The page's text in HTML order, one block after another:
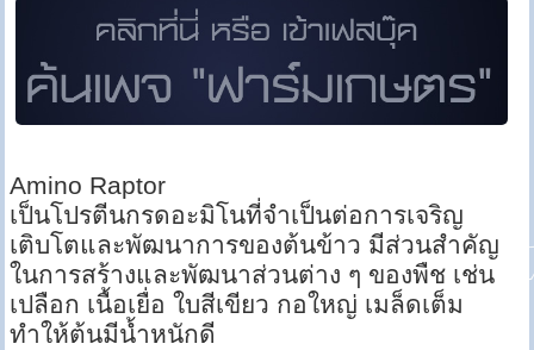
Amino Raptor
เป็นโปรตีนกรดอะมิโนที่จำเป็นต่อการเจริญ
เติบโตและพัฒนาการของต้นข้าว มีส่วนสำคัญ
ในการสร้างและพัฒนาส่วนต่าง ๆ ของพืช เช่น
เปลือก เนื้อเยื่อ ใบสีเขียว กอใหญ่ เมล็ดเต็ม
ทำให้ต้นมีน้ำหนักดี